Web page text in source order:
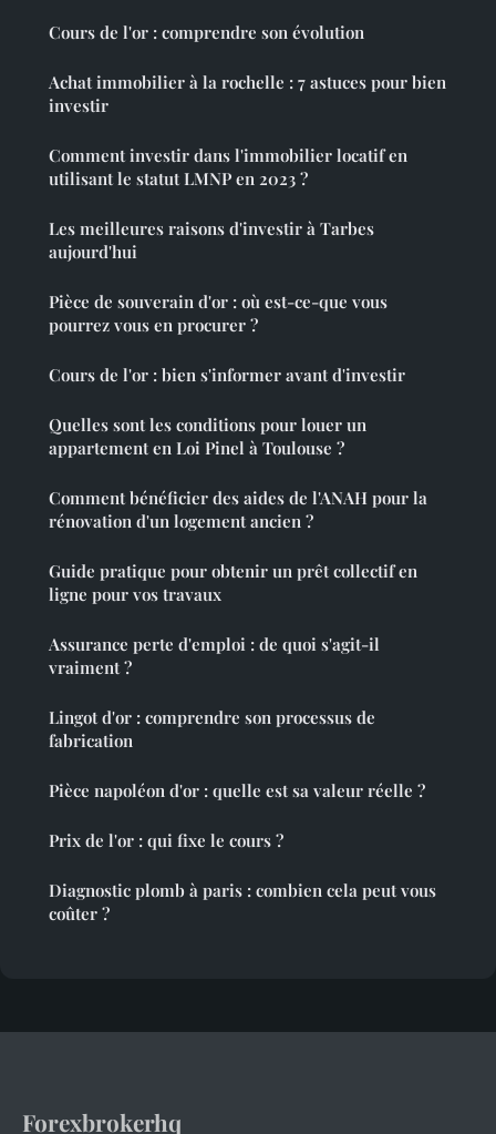
Cours de l'or : comprendre son évolution
Achat immobilier à la rochelle : 7 astuces pour bien
investir
Comment investir dans l'immobilier locatif en
utilisant le statut LMNP en 2023 ?
Les meilleures raisons d'investir à Tarbes
aujourd'hui
Pièce de souverain d'or : où est-ce-que vous
pourrez vous en procurer ?
Cours de l'or : bien s'informer avant d'investir
Quelles sont les conditions pour louer un
appartement en Loi Pinel à Toulouse ?
Comment bénéficier des aides de l'ANAH pour la
rénovation d'un logement ancien ?
Guide pratique pour obtenir un prêt collectif en
ligne pour vos travaux
Assurance perte d'emploi : de quoi s'agit-il
vraiment ?
Lingot d'or : comprendre son processus de
fabrication
Pièce napoléon d'or : quelle est sa valeur réelle ?
Prix de l'or : qui fixe le cours ?
Diagnostic plomb à paris : combien cela peut vous
coûter ?
Forexbrokerhq